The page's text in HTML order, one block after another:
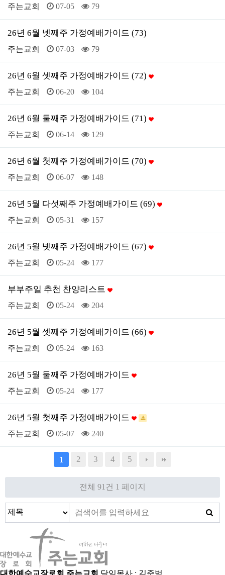
주는교회 07-05 79
26년 6월 넷째주 가정예배가이드 (73)
주는교회 07-03 79
26년 6월 셋째주 가정예배가이드 (72)
주는교회 06-20 104
26년 6월 둘째주 가정예배가이드 (71)
주는교회 06-14 129
26년 6월 첫째주 가정예배가이드 (70)
주는교회 06-07 148
26년 5월 다섯째주 가정예배가이드 (69)
주는교회 05-31 157
26년 5월 넷째주 가정예배가이드 (67)
주는교회 05-24 177
부부주일 추천 찬양리스트
주는교회 05-24 204
26년 5월 셋째주 가정예배가이드 (66)
주는교회 05-24 163
26년 5월 둘째주 가정예배가이드
주는교회 05-24 177
26년 5월 첫째주 가정예배가이드
주는교회 05-07 240
1 2 3 4 5
전체 91건 1 페이지
대한예수교장로회 주는교회 담임목사 : 김준범